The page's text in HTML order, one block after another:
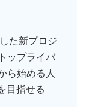
た新プロジ
ップライバ
ら始める人
目指せる